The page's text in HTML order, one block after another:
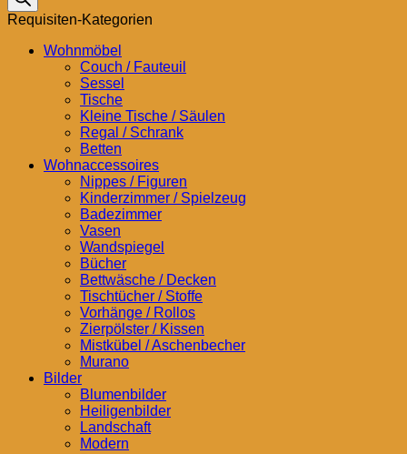
Requisiten-Kategorien
Wohnmöbel
Couch / Fauteuil
Sessel
Tische
Kleine Tische / Säulen
Regal / Schrank
Betten
Wohnaccessoires
Nippes / Figuren
Kinderzimmer / Spielzeug
Badezimmer
Vasen
Wandspiegel
Bücher
Bettwäsche / Decken
Tischtücher / Stoffe
Vorhänge / Rollos
Zierpölster / Kissen
Mistkübel / Aschenbecher
Murano
Bilder
Blumenbilder
Heiligenbilder
Landschaft
Modern